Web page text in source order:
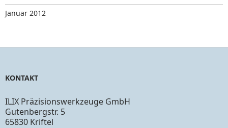
Januar 2012
KONTAKT
ILIX Präzisionswerkzeuge GmbH
Gutenbergstr. 5
65830 Kriftel